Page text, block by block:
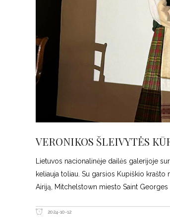
VERONIKOS ŠLEIVYTĖS
Lietuvos nacionalinėje dailės galerijoje
keliauja toliau. Su garsios Kupiškio
Airiją, Mitchelstown miesto Saint
2024-10-12